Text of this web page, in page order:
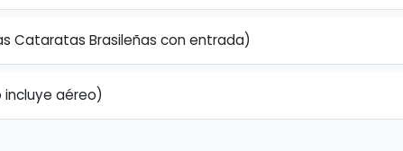
Cataratas Brasileñas con entrada)
incluye aéreo)